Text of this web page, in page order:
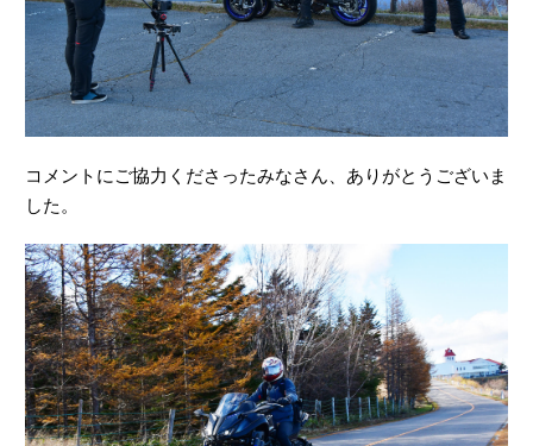
コメントにご協力くださったみなさん、ありがとうございま
した。